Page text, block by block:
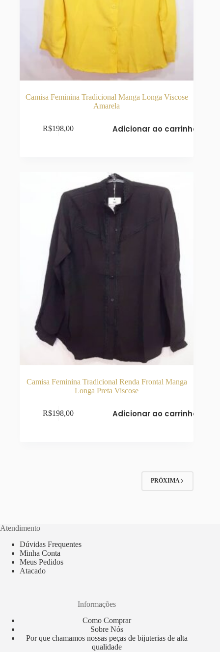
Camisa Feminina Tradicional Manga Longa Viscose
Amarela
R$198,00 Adicionar ao carrinho
Camisa Feminina Tradicional Renda Frontal Manga
Longa Preta Viscose
R$198,00 Adicionar ao carrinho
PRÓXIMA
Atendimento
Dúvidas Frequentes
Minha Conta
Meus Pedidos
Atacado
Informações
Como Comprar
Sobre Nós
Por que chamamos nossas peças de bijuterias de alta
qualidade